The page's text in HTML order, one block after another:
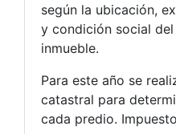
según la ubicación,
y condición social
inmueble.
Para este año se
catastral para
cada predio.